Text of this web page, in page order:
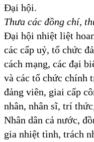
Đại hội.
Thưa các đồng chí,
Đại hội nhiệt liệt
các cấp uỷ, tổ chức
cách mạng, các đại
và các tổ chức chính
đảng viên, giai cấp
nhân, nhân sĩ, trí
Nhân dân cả nước,
gia nhiệt tình, trách